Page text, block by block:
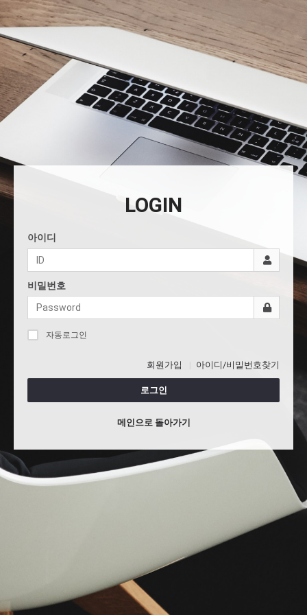
LOGIN
아이디
비밀번호
자동로그인
회원가입 아이디/비밀번호찾기
로그인
메인으로 돌아가기